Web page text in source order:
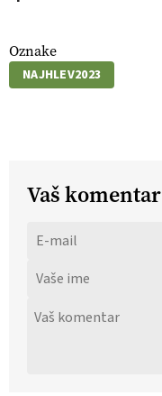
Oznake
NAJHLEV2023
Vaš komentar